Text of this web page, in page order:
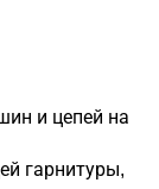
и цепей на
гарнитуры,